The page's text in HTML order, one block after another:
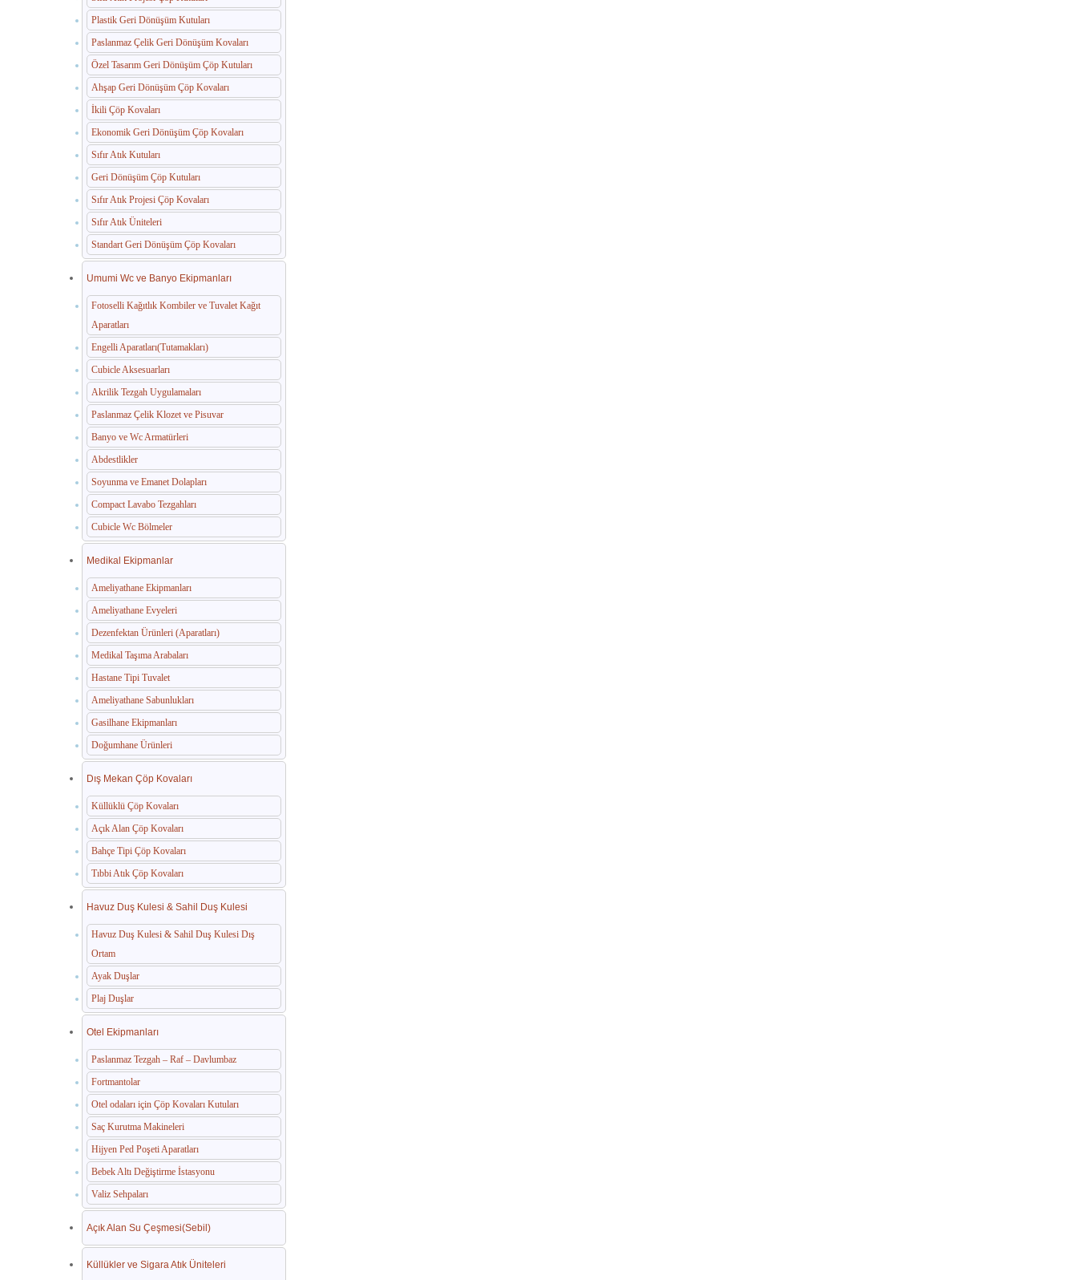
Plastik Geri Dönüşüm Kutuları
Paslanmaz Çelik Geri Dönüşüm Kovaları
Özel Tasarım Geri Dönüşüm Çöp Kutuları
Ahşap Geri Dönüşüm Çöp Kovaları
İkili Çöp Kovaları
Ekonomik Geri Dönüşüm Çöp Kovaları
Sıfır Atık Kutuları
Geri Dönüşüm Çöp Kutuları
Sıfır Atık Projesi Çöp Kovaları
Sıfır Atık Üniteleri
Standart Geri Dönüşüm Çöp Kovaları
Umumi Wc ve Banyo Ekipmanları
Fotoselli Kağıtlık Kombiler ve Tuvalet Kağıt
Aparatları
Engelli Aparatları(Tutamakları)
Cubicle Aksesuarları
Akrilik Tezgah Uygulamaları
Paslanmaz Çelik Klozet ve Pisuvar
Banyo ve Wc Armatürleri
Abdestlikler
Soyunma ve Emanet Dolapları
Compact Lavabo Tezgahları
Cubicle Wc Bölmeler
Medikal Ekipmanlar
Ameliyathane Ekipmanları
Ameliyathane Evyeleri
Dezenfektan Ürünleri (Aparatları)
Medikal Taşıma Arabaları
Hastane Tipi Tuvalet
Ameliyathane Sabunlukları
Gasilhane Ekipmanları
Doğumhane Ürünleri
Dış Mekan Çöp Kovaları
Küllüklü Çöp Kovaları
Açık Alan Çöp Kovaları
Bahçe Tipi Çöp Kovaları
Tıbbi Atık Çöp Kovaları
Havuz Duş Kulesi & Sahil Duş Kulesi
Havuz Duş Kulesi & Sahil Duş Kulesi Dış
Ortam
Ayak Duşlar
Plaj Duşlar
Otel Ekipmanları
Paslanmaz Tezgah – Raf – Davlumbaz
Fortmantolar
Otel odaları için Çöp Kovaları Kutuları
Saç Kurutma Makineleri
Hijyen Ped Poşeti Aparatları
Bebek Altı Değiştirme İstasyonu
Valiz Sehpaları
Açık Alan Su Çeşmesi(Sebil)
Küllükler ve Sigara Atık Üniteleri